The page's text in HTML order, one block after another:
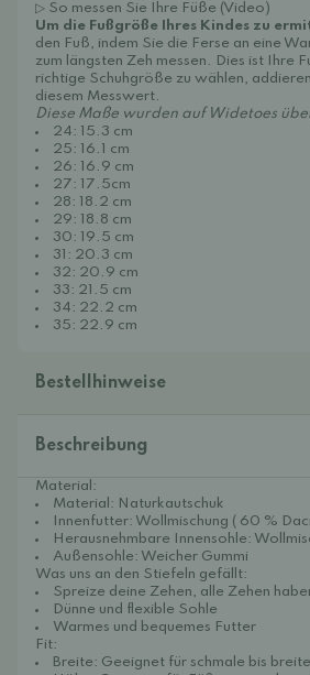
▷ So messen Sie Ihre Füße (Video)
Um die Fußgröße Ihres Kindes zu
den Fuß, indem Sie die Ferse an eine
zum längsten Zeh messen. Dies ist Ihre
richtige Schuhgröße zu wählen,
diesem Messwert.
Diese Maße wurden auf Widetoes
24: 15.3 cm
25: 16.1 cm
26: 16.9 cm
27: 17.5cm
28: 18.2 cm
29: 18.8 cm
30: 19.5 cm
31: 20.3 cm
32: 20.9 cm
33: 21.5 cm
34: 22.2 cm
35: 22.9 cm
Bestellhinweise
Beschreibung
Material:
Material: Naturkautschuk
Innenfutter: Wollmischung ( 60 %
Herausnehmbare Innensohle:
Außensohle: Weicher Gummi
Was uns an den Stiefeln gefällt:
Spreize deine Zehen, alle Zehen
Dünne und flexible Sohle
Warmes und bequemes Futter
Fit:
Breite: Geeignet für schmale bis